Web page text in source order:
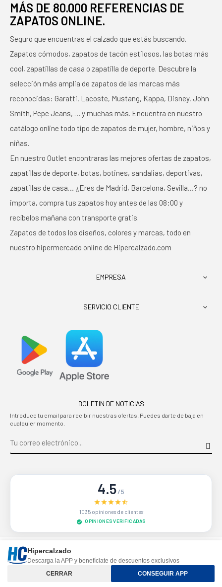
MÁS DE 80.000 REFERENCIAS DE
ZAPATOS ONLINE.
Seguro que encuentras el calzado que estás buscando.
Zapatos cómodos, zapatos de tacón estilosos, las botas más
cool, zapatillas de casa o zapatilla de deporte. Descubre la
selección más amplia de zapatos de las marcas más
reconocidas: Garatti, Lacoste, Mustang, Kappa, Disney, John
Smith, Pepe Jeans, … y muchas más. Encuentra en nuestro
catálogo online todo tipo de zapatos de mujer, hombre, niños y
niñas.
En nuestro Outlet encontraras las mejores ofertas de zapatos,
zapatillas de deporte, botas, botines, sandalias, deportivas,
zapatillas de casa… ¿Eres de Madrid, Barcelona, Sevilla…? no
importa, compra tus zapatos hoy antes de las 08:00 y
recíbelos mañana con transporte gratis.
Zapatos de todos los diseños, colores y marcas, todo en
nuestro hipermercado online de Hipercalzado.com
EMPRESA 
SERVICIO CLIENTE 
BOLETIN DE NOTICIAS
Introduce tu email para recibir nuestras ofertas. Puedes darte de baja en
cualquier momento.
4.5/5
1035 opiniones de clientes
OPINIONES VERIFICADAS
Sitio protegido por reCAPTCHA.
Controle su privacidad
Hipercalzado
Descarga la APP y benefíciate de descuentos exclusivos
CERRAR
CONSEGUIR APP